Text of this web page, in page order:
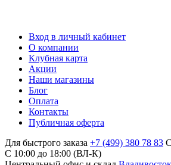
Вход в личный кабинет
О компании
Клубная карта
Акции
Наши магазины
Блог
Оплата
Контакты
Публичная оферта
Для быстрого заказа +7 (499) 380 78 83
C 10:00 до 18:00 (ВЛ-К)